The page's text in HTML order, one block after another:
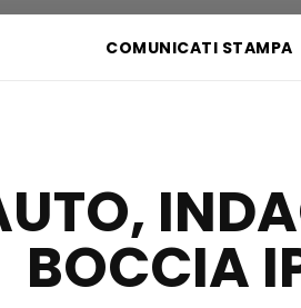
COMUNICATI STAMPA
BOCCIA